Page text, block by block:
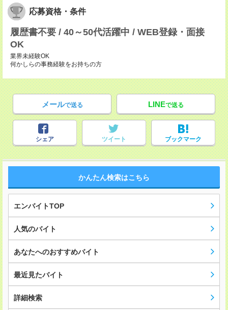
応募資格・条件
履歴書不要 / 40～50代活躍中 / WEB登録・面接
OK
業界未経験OK
何かしらの事務経験をお持ちの方
メールで送る LINEで送る
シェア ツイート ブックマーク
かんたん検索はこちら
エンバイトTOP
人気のバイト
あなたへのおすすめバイト
最近見たバイト
詳細検索